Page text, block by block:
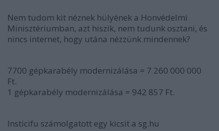
Nem tudom kit néznek hülyének a Honvédelmi
Minisztériumban, azt hiszik, nem tudunk osztani, és
nincs internet, hogy utána nézzünk mindennek?
7700 gépkarabély modernizálása = 7 260 000 000
Ft.
1 gépkarabély modernizálása = 942 857 Ft.
Insticifu számolgatott egy kicsit a sg.hu